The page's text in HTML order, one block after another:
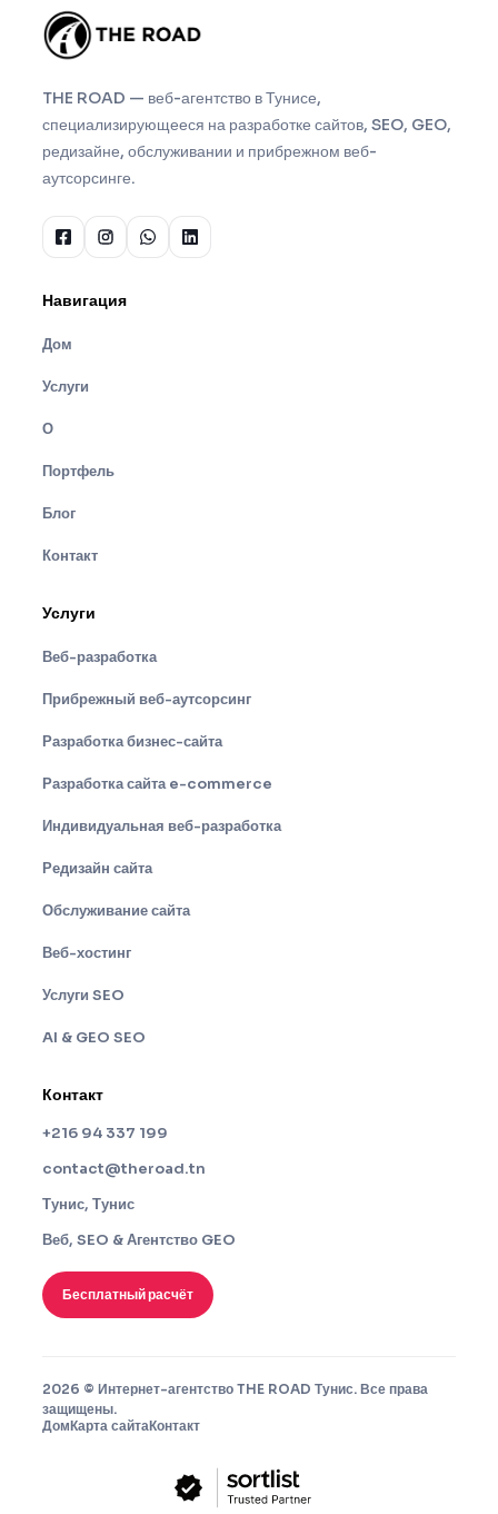
THE ROAD — веб-агентство в Тунисе,
специализирующееся на разработке сайтов, SEO, GEO,
редизайне, обслуживании и прибрежном веб-
аутсорсинге.
Навигация
Дом
Услуги
О
Портфель
Блог
Контакт
Услуги
Веб-разработка
Прибрежный веб-аутсорсинг
Разработка бизнес-сайта
Разработка сайта e-commerce
Индивидуальная веб-разработка
Редизайн сайта
Обслуживание сайта
Веб-хостинг
Услуги SEO
AI & GEO SEO
Контакт
+216 94 337 199
contact@theroad.tn
Тунис, Тунис
Веб, SEO & Агентство GEO
Бесплатный расчёт
2026 © Интернет-агентство THE ROAD Тунис. Все права
защищены.
ДомКарта сайтаКонтакт